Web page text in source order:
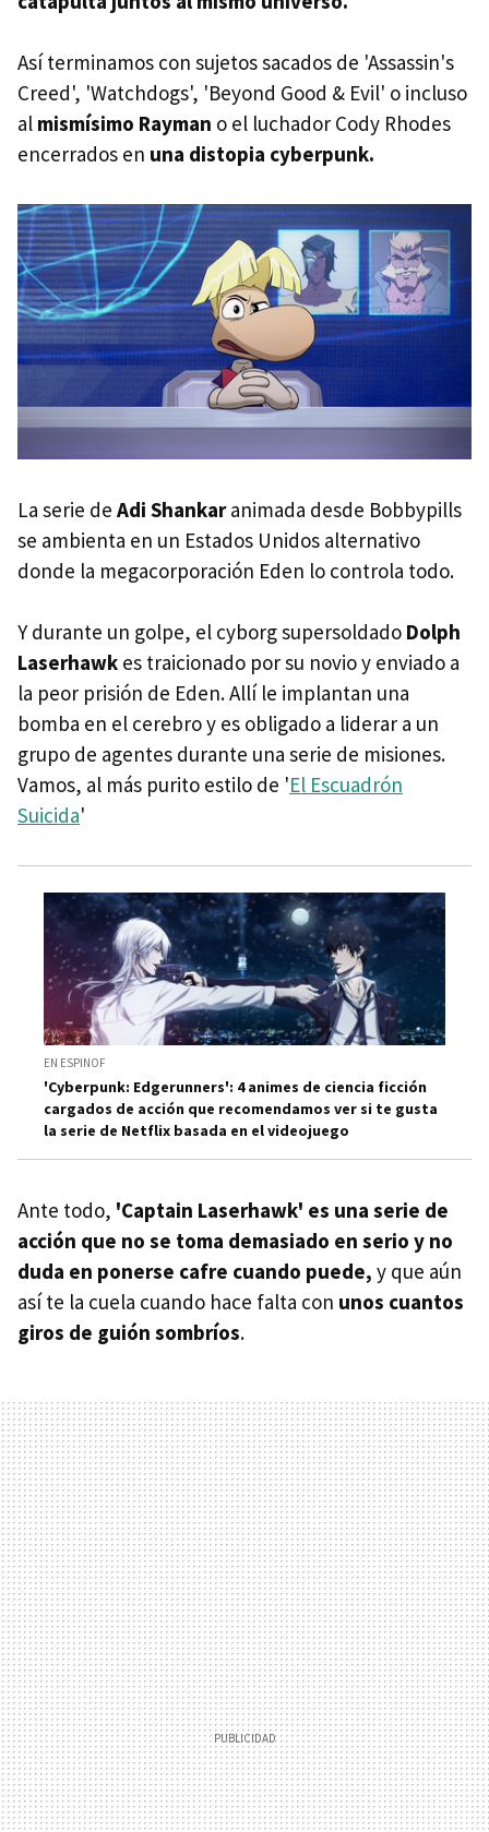
Así terminamos con sujetos sacados de 'Assassin's
Creed', 'Watchdogs', 'Beyond Good & Evil' o incluso
al mismísimo Rayman o el luchador Cody Rhodes
encerrados en una distopia cyberpunk.
La serie de Adi Shankaranimada desde Bobbypills
se ambienta en un Estados Unidos alternativo
donde la megacorporación Eden lo controla todo.
Y durante un golpe, el cyborg supersoldado Dolph
Laserhawk es traicionado por su novio y enviado a
la peor prisión de Eden. Allí le implantan una
bomba en el cerebro y es obligado a liderar a un
grupo de agentes durante una serie de misiones.
Vamos, al más purito estilo de 'El Escuadrón
Suicida'
EN ESPINOF
'Cyberpunk: Edgerunners': 4 animes de ciencia ficción
cargados de acción que recomendamos ver si te gusta
la serie de Netflix basada en el videojuego
Ante todo, 'Captain Laserhawk' es una serie de
acción que no se toma demasiado en serio y no
duda en ponerse cafre cuando puede, y que aún
así te la cuela cuando hace falta con unos cuantos
giros de guión sombríos.